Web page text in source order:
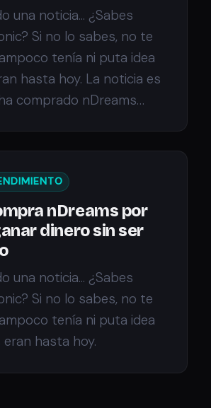
una noticia... ¿Sabes
Si no lo sabes, no te
tenía ni puta idea
hasta hoy. La noticia es
comprado nDreams…
nDreams por
dinero sin ser
una noticia... ¿Sabes
Si no lo sabes, no te
tenía ni puta idea
eran hasta hoy.